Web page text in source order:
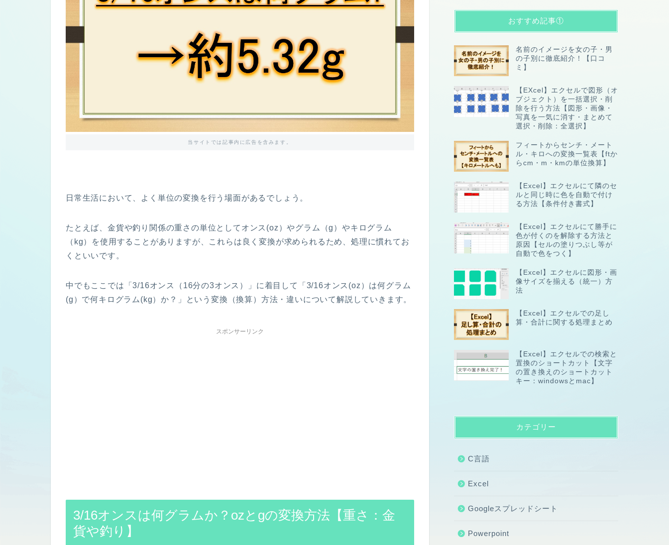
当サイトでは記事内に広告を含みます。
日常生活において、よく単位の変換を行う場面があるでしょう。
たとえば、金貨や釣り関係の重さの単位としてオンス(oz）やグラム（g）やキログラム
（kg）を使用することがありますが、これらは良く変換が求められるため、処理に慣れてお
くといいです。
中でもここでは「3/16オンス（16分の3オンス）」に着目して「3/16オンス(oz）は何グラム
(g）で何キログラム(kg）か？」という変換（換算）方法・違いについて解説していきます。
スポンサーリンク
3/16オンスは何グラムか？ozとgの変換方法【重さ：金
貨や釣り】
おすすめ記事①
名前のイメージを女の子・男
の子別に徹底紹介！【口コ
ミ】
【EXcel】エクセルで図形（オ
ブジェクト）を一括選択・削
除を行う方法【図形・画像・
写真を一気に消す・まとめて
選択・削除：全選択】
フィートからセンチ・メート
ル・キロへの変換一覧表【ftか
らcm・m・kmの単位換算】
【Excel】エクセルにて隣のセ
ルと同じ時に色を自動で付け
る方法【条件付き書式】
【Excel】エクセルにて勝手に
色が付くのを解除する方法と
原因【セルの塗りつぶし等が
自動で色をつく】
【Excel】エクセルに図形・画
像サイズを揃える（統一）方
法
【Excel】エクセルでの足し
算・合計に関する処理まとめ
【Excel】エクセルでの検索と
置換のショートカット【文字
の置き換えのショートカット
キー：windowsとmac】
カテゴリー
C言語
Excel
Googleスプレッドシート
Powerpoint